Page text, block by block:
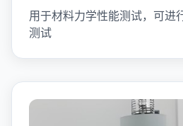
用于材料力学性能测试，可进
测试